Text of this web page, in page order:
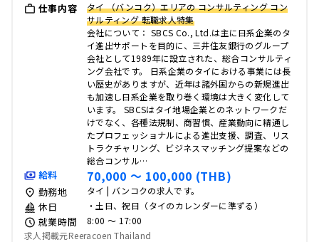
仕事内容
タイ （バンコク）エリアの コンサルティング コン
サルティング 転職求人特集
会社について： SBCS Co., Ltd.は主に日系企業のタ
イ進出サポートを目的に、三井住友銀行のグループ
会社として1989年に設立された、総合コンサルティ
ング会社です。 日系企業のタイにおける事業には長
い歴史がありますが、近年は諸外国からの新規進出
も加速し日系企業を取り巻く環境は大きく変化して
います。 SBCSはタイ地場企業とのネットワークだ
けでなく、各種法規制、商習慣、産業動向に精通し
たプロフェッショナルによる進出支援、調査、リス
トラクチャリング、ビジネスマッチング提案などの
総合コンサル…
給料 70,000 〜 100,000 (THB)
勤務地 タイ | バンコクの求人です。
休日 ・土日、祝日（タイのカレンダーに準ずる）
就業時間
8:00 〜 17:00
求人掲載元Reeracoen Thailand